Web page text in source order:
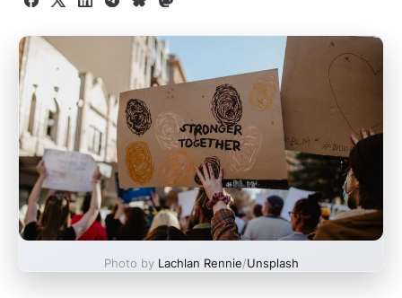
Facebook
X LinkedInTelegram
BlueskyMastodon
Photo by Lachlan Rennie/Unsplash